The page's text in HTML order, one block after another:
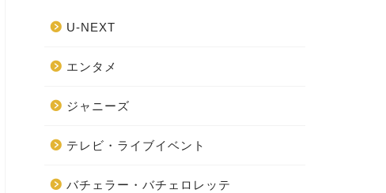
U-NEXT
エンタメ
ジャニーズ
テレビ・ライブイベント
バチェラー・バチェロレッテ